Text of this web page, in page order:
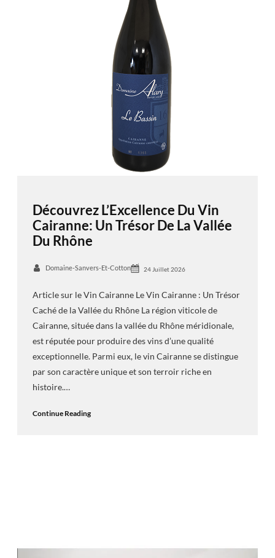
Découvrez L’Excellence Du Vin
Cairanne: Un Trésor De La Vallée
Du Rhône
Domaine-Sanvers-Et-Cotton 24 Juillet 2026
Article sur le Vin Cairanne Le Vin Cairanne : Un Trésor
Caché de la Vallée du Rhône La région viticole de
Cairanne, située dans la vallée du Rhône méridionale,
est réputée pour produire des vins d’une qualité
exceptionnelle. Parmi eux, le vin Cairanne se distingue
par son caractère unique et son terroir riche en
histoire.…
Continue Reading